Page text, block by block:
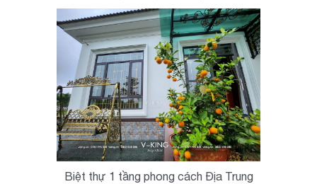
Biệt thự 1 tầng phong cách Địa Trung